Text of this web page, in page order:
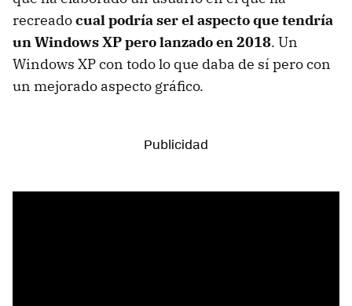
recreadocual podría ser el aspecto que tendría
un Windows XP pero lanzado en 2018. Un
Windows XP con todo lo que daba de sí pero con
un mejorado aspecto gráfico.